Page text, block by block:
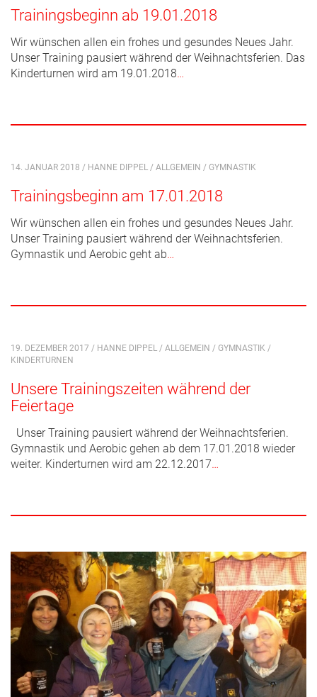
Trainingsbeginn ab 19.01.2018
Wir wünschen allen ein frohes und gesundes Neues Jahr.
Unser Training pausiert während der Weihnachtsferien. Das
Kinderturnen wird am 19.01.2018…
14. JANUAR 2018 / HANNE DIPPEL / ALLGEMEIN / GYMNASTIK
Trainingsbeginn am 17.01.2018
Wir wünschen allen ein frohes und gesundes Neues Jahr.
Unser Training pausiert während der Weihnachtsferien.
Gymnastik und Aerobic geht ab…
19. DEZEMBER 2017 / HANNE DIPPEL / ALLGEMEIN / GYMNASTIK /
KINDERTURNEN
Unsere Trainingszeiten während der
Feiertage
Unser Training pausiert während der Weihnachtsferien.
Gymnastik und Aerobic gehen ab dem 17.01.2018 wieder
weiter. Kinderturnen wird am 22.12.2017…